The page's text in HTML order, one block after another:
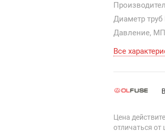
Диаметр труб
Давление,
Все
Цена
отличаться от